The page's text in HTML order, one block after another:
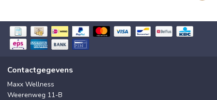
Contactgegevens
Maxx Wellness
Weerenweg 11-B